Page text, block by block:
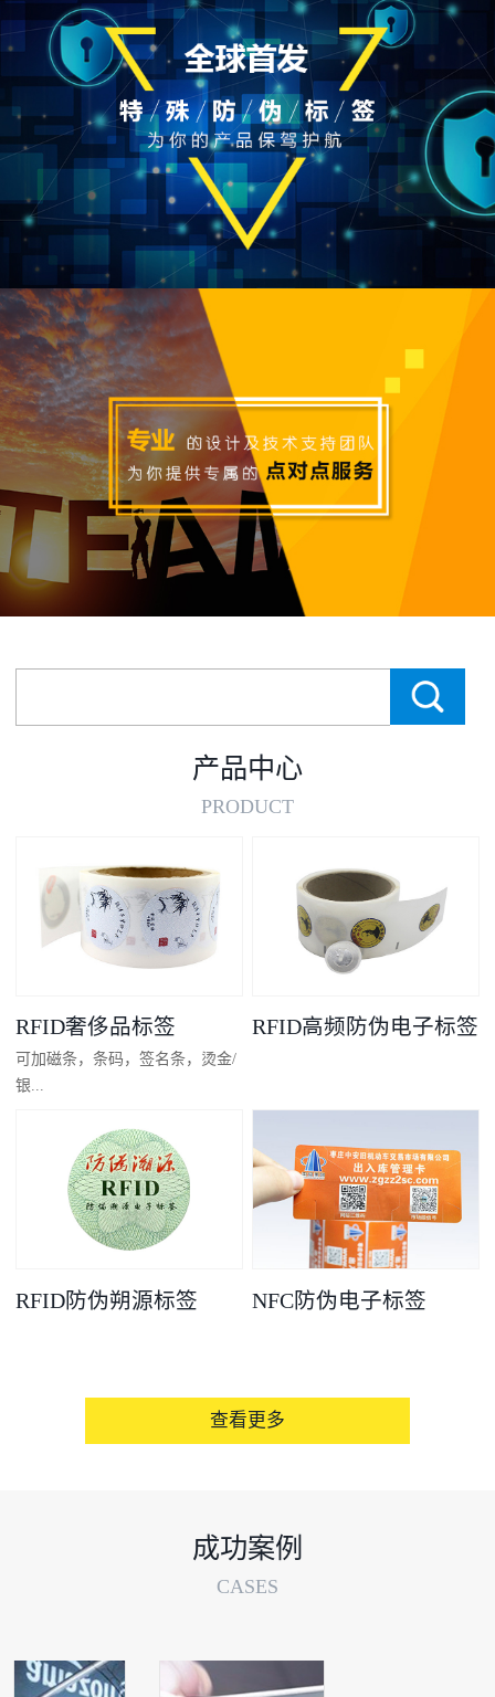
产品中心
PRODUCT
RFID奢侈品标签
可加磁条，条码，签名条，烫金/
银...
凸码，金/银底
RFID高频防伪电子标签
RFID防伪朔源标签 NFC防伪电子标签
查看更多
成功案例
CASES